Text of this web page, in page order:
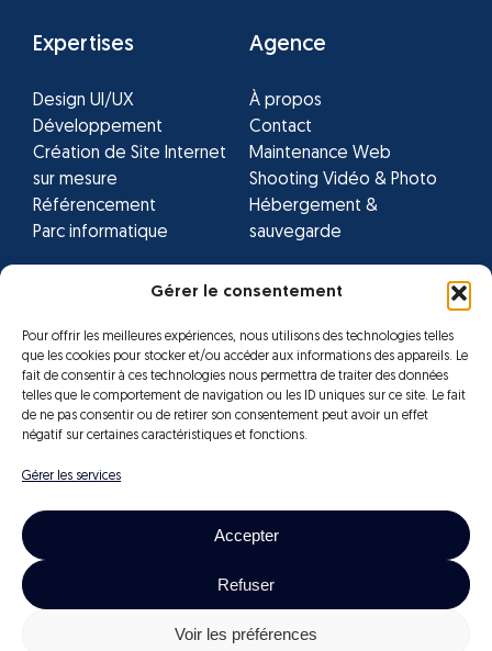
Gérer le consentement
Pour offrir les meilleures expériences, nous utilisons des technologies telles
que les cookies pour stocker et/ou accéder aux informations des appareils. Le
fait de consentir à ces technologies nous permettra de traiter des données
telles que le comportement de navigation ou les ID uniques sur ce site. Le fait
de ne pas consentir ou de retirer son consentement peut avoir un effet
négatif sur certaines caractéristiques et fonctions.
Gérer les services
Accepter
Refuser
Voir les préférences
Expertises
Design UI/UX
Développement
Création de Site Internet
sur mesure
Référencement
Parc informatique
Agence
À propos
Contact
Maintenance Web
Shooting Vidéo & Photo
Hébergement &
sauvegarde
Réseaux sociaux
FacebookInstagramYoutube
2025 © Orocom